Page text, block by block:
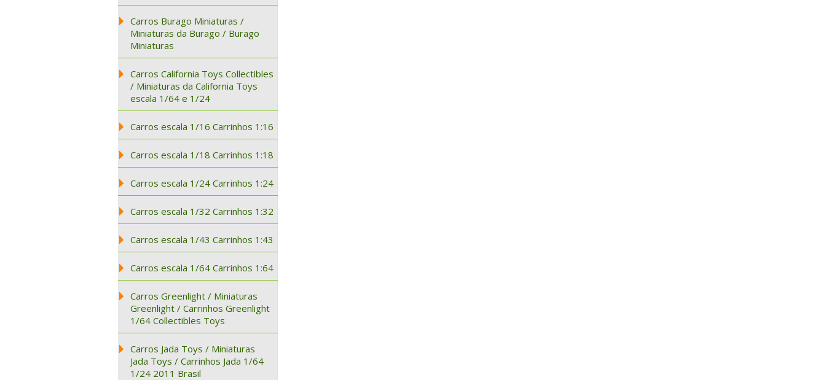
Carros Burago Miniaturas /
Miniaturas da Burago / Burago
Miniaturas
Carros California Toys Collectibles
/ Miniaturas da California Toys
escala 1/64 e 1/24
Carros escala 1/16 Carrinhos 1:16
Carros escala 1/18 Carrinhos 1:18
Carros escala 1/24 Carrinhos 1:24
Carros escala 1/32 Carrinhos 1:32
Carros escala 1/43 Carrinhos 1:43
Carros escala 1/64 Carrinhos 1:64
Carros Greenlight / Miniaturas
Greenlight / Carrinhos Greenlight
1/64 Collectibles Toys
Carros Jada Toys / Miniaturas
Jada Toys / Carrinhos Jada 1/64
1/24 2011 Brasil